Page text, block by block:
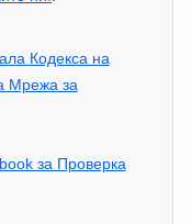
Кодекса на
Мрежа за
за Проверка